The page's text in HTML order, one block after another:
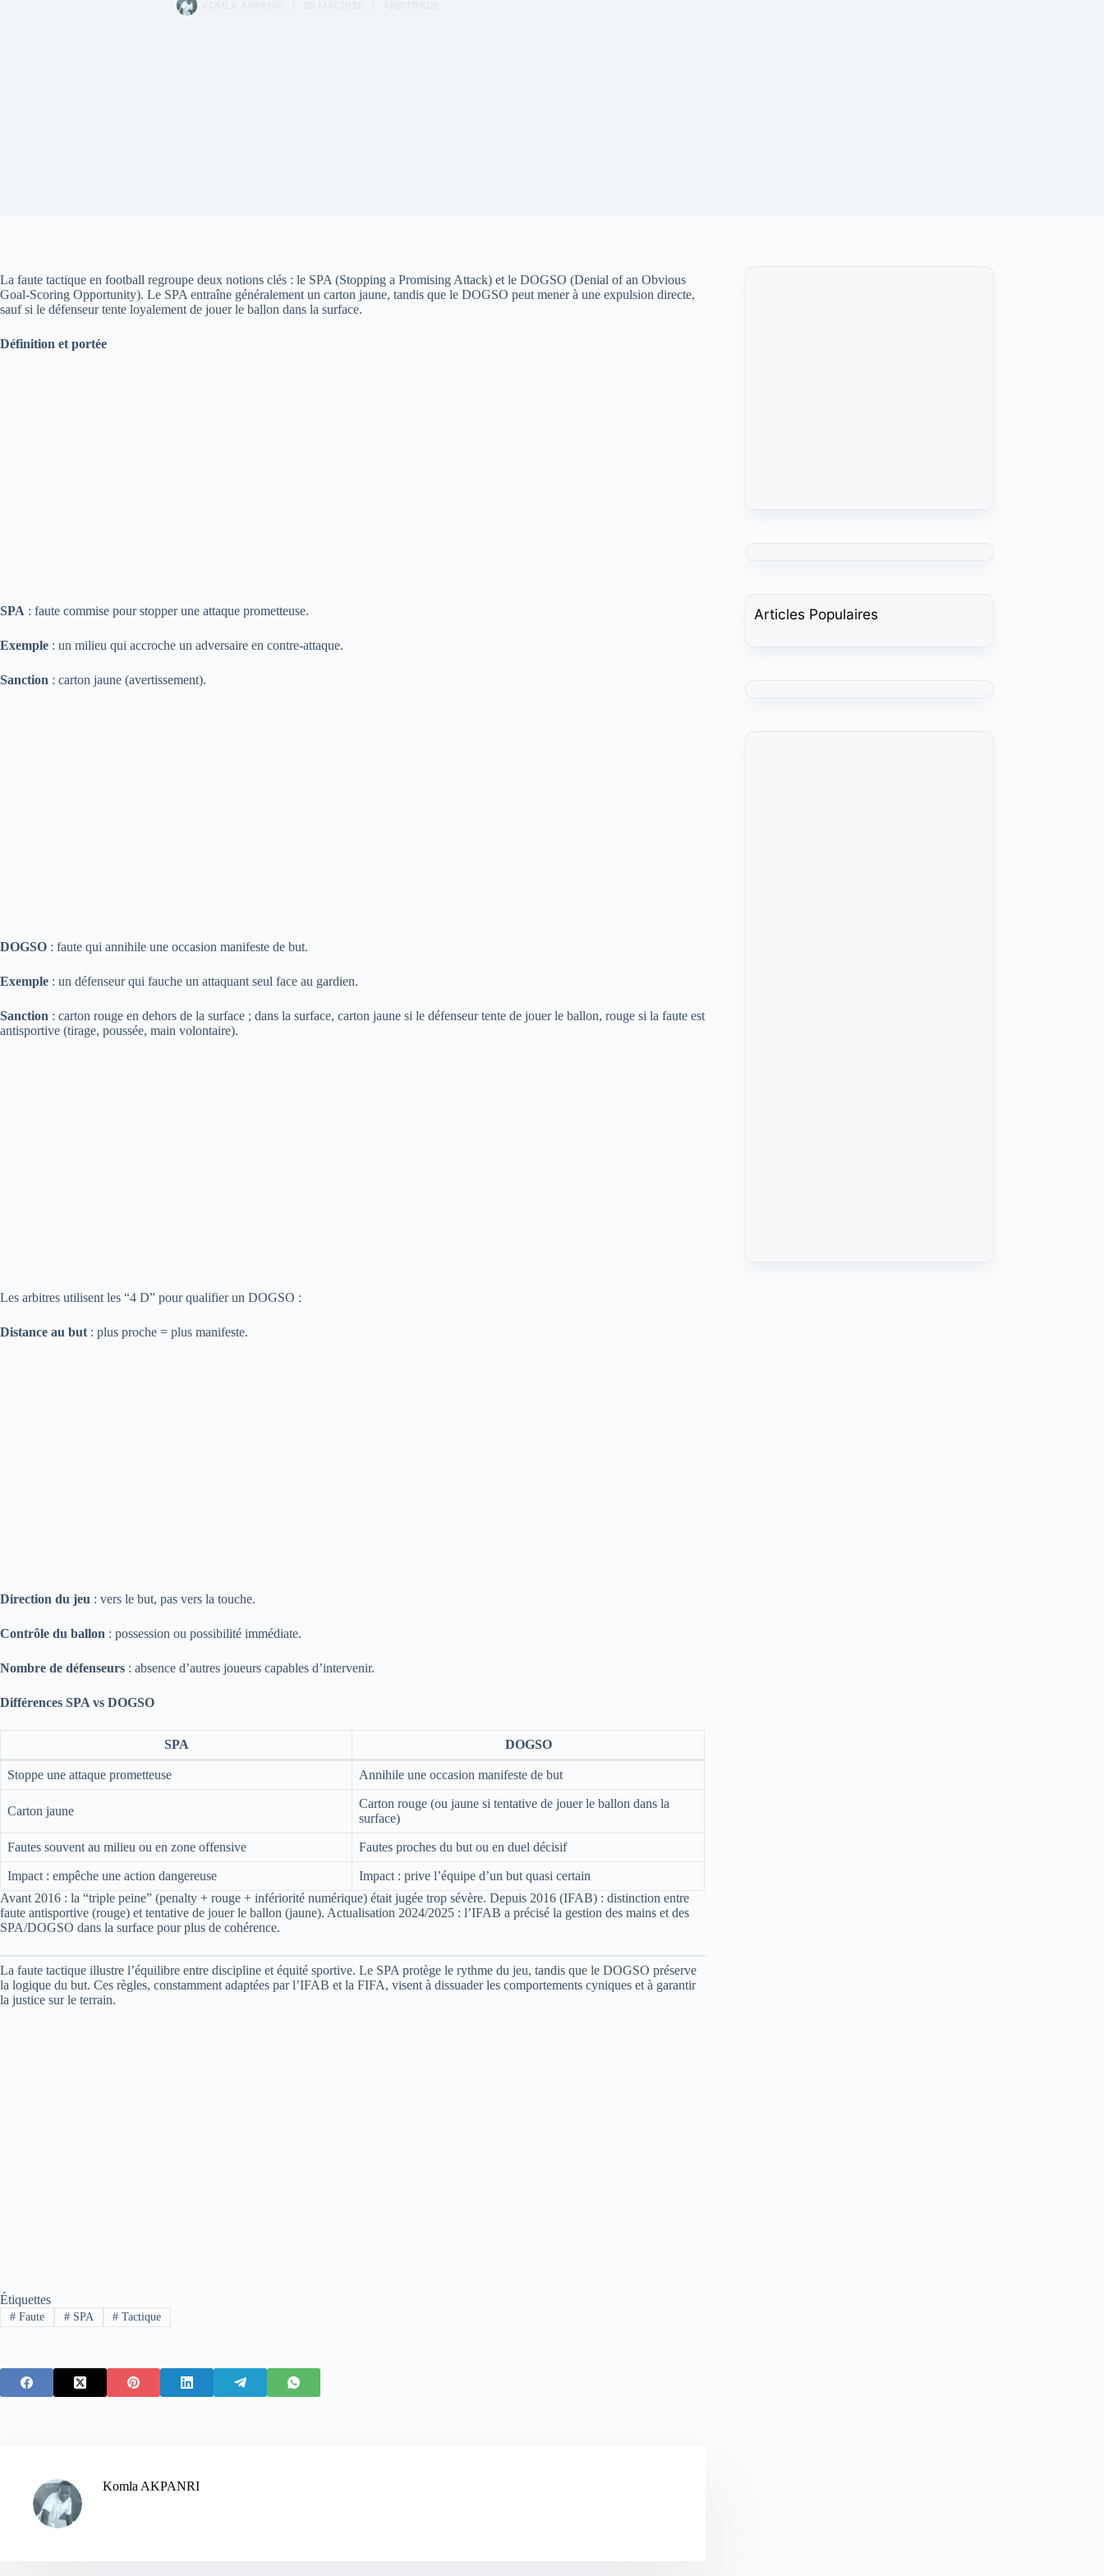
La faute tactique en football regroupe deux notions clés : le SPA (Stopping a Promising Attack) et le DOGSO (Denial of an Obvious
Goal-Scoring Opportunity). Le SPA entraîne généralement un carton jaune, tandis que le DOGSO peut mener à une expulsion directe,
sauf si le défenseur tente loyalement de jouer le ballon dans la surface.
Définition et portée
SPA : faute commise pour stopper une attaque prometteuse.
Exemple : un milieu qui accroche un adversaire en contre-attaque.
Sanction : carton jaune (avertissement).
DOGSO : faute qui annihile une occasion manifeste de but.
Exemple : un défenseur qui fauche un attaquant seul face au gardien.
Sanction : carton rouge en dehors de la surface ; dans la surface, carton jaune si le défenseur tente de jouer le ballon, rouge si la faute est
antisportive (tirage, poussée, main volontaire).
Les arbitres utilisent les “4 D” pour qualifier un DOGSO :
Distance au but : plus proche = plus manifeste.
Direction du jeu : vers le but, pas vers la touche.
Contrôle du ballon : possession ou possibilité immédiate.
Nombre de défenseurs : absence d’autres joueurs capables d’intervenir.
Différences SPA vs DOGSO
SPA DOGSO
Stoppe une attaque prometteuse Annihile une occasion manifeste de but
Carton jaune
Carton rouge (ou jaune si tentative de jouer le ballon dans la
surface)
Fautes souvent au milieu ou en zone offensive Fautes proches du but ou en duel décisif
Impact : empêche une action dangereuse
Impact : prive l’équipe d’un but quasi certain
Avant 2016 : la “triple peine” (penalty + rouge + infériorité numérique) était jugée trop sévère. Depuis 2016 (IFAB) : distinction entre
faute antisportive (rouge) et tentative de jouer le ballon (jaune). Actualisation 2024/2025 : l’IFAB a précisé la gestion des mains et des
SPA/DOGSO dans la surface pour plus de cohérence.
La faute tactique illustre l’équilibre entre discipline et équité sportive. Le SPA protège le rythme du jeu, tandis que le DOGSO préserve
la logique du but. Ces règles, constamment adaptées par l’IFAB et la FIFA, visent à dissuader les comportements cyniques et à garantir
la justice sur le terrain.
Étiquettes
#Faute #SPA # Tactique
Komla AKPANRI
Articles Populaires